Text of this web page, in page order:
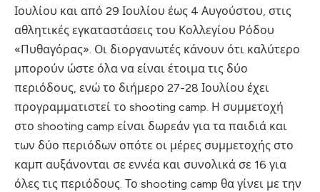
Ιουλίου και από 29 Ιουλίου έως 4 Αυγούστου, στις
αθλητικές εγκαταστάσεις του Κολλεγίου Ρόδου
«Πυθαγόρας». Οι διοργανωτές κάνουν ότι καλύτερο
μπορούν ώστε όλα να είναι έτοιμα τις δύο
περιόδους, ενώ το διήμερο 27-28 Ιουλίου έχει
προγραμματιστεί το shooting camp. Η συμμετοχή
στο shooting camp είναι δωρεάν για τα παιδιά και
των δύο περιόδων οπότε οι μέρες συμμετοχής στο
καμπ αυξάνονται σε εννέα και συνολικά σε 16 για
όλες τις περιόδους. Το shooting camp θα γίνει με την